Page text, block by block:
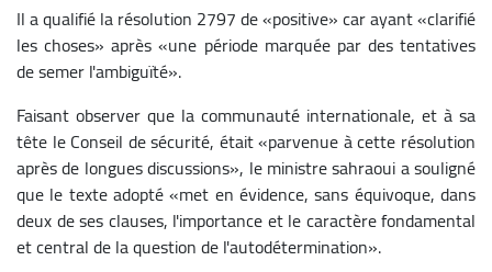
Il a qualifié la résolution 2797 de «positive» car ayant «clarifié
les choses» après «une période marquée par des tentatives
de semer l'ambiguïté».
Faisant observer que la communauté internationale, et à sa
tête le Conseil de sécurité, était «parvenue à cette résolution
après de longues discussions», le ministre sahraoui a souligné
que le texte adopté «met en évidence, sans équivoque, dans
deux de ses clauses, l'importance et le caractère fondamental
et central de la question de l'autodétermination».